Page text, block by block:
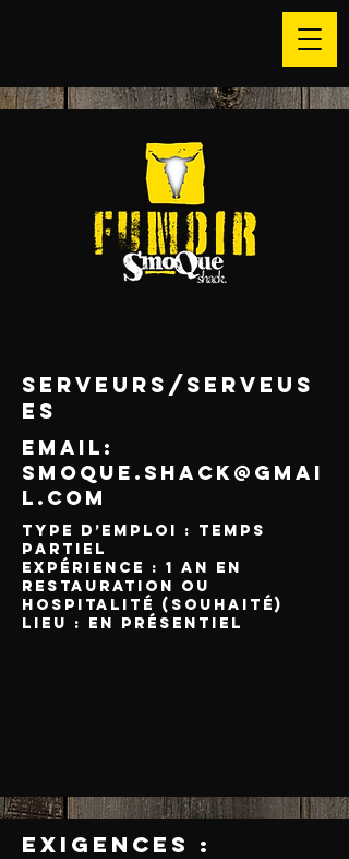
serveurs/serveus
es
Email:
SMOQUE.SHACK@GMAI
L.COM
Type d’emploi : Temps
partiel
Expérience : 1 an en
restauration ou
hospitalité (souhaité)
Lieu : En présentiel
Exigences :